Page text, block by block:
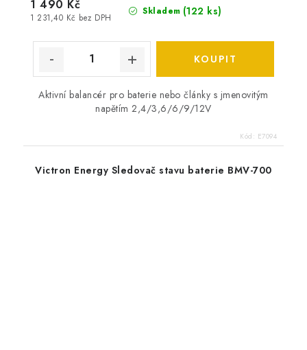
Skladem (122 ks)
1 231,40 Kč bez DPH
1 490 Kč
Aktivní balancér pro baterie nebo články s jmenovitým
napětím 2,4/3,6/6/9/12V
Kód: E7094
Victron Energy Sledovač stavu baterie BMV-700